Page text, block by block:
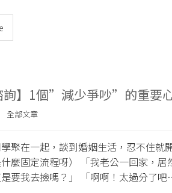
詢】1個”減少爭吵”的重要
全部文章
聚在一起，談到婚姻生活，忍不住就
什麼固定流程呀） 「我老公一回家，居
要我去撿嗎？」 「啊啊！太過分了